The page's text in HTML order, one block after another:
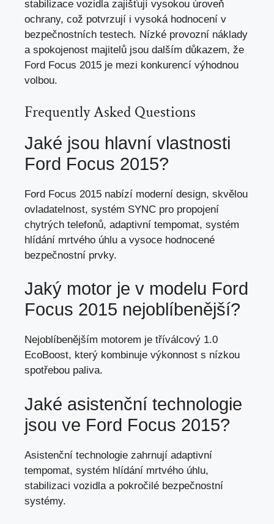
stabilizace vozidla zajišťují vysokou úroveň
ochrany, což potvrzují i vysoká hodnocení v
bezpečnostních testech. Nízké provozní náklady
a spokojenost majitelů jsou dalším důkazem, že
Ford Focus 2015 je mezi konkurencí výhodnou
volbou.
Frequently Asked Questions
Jaké jsou hlavní vlastnosti
Ford Focus 2015?
Ford Focus 2015 nabízí moderní design, skvělou
ovladatelnost, systém SYNC pro propojení
chytrých telefonů, adaptivní tempomat, systém
hlídání mrtvého úhlu a vysoce hodnocené
bezpečnostní prvky.
Jaký motor je v modelu Ford
Focus 2015 nejoblíbenější?
Nejoblíbenějším motorem je tříválcový 1.0
EcoBoost, který kombinuje výkonnost s nízkou
spotřebou paliva.
Jaké asistenční technologie
jsou ve Ford Focus 2015?
Asistenční technologie zahrnují adaptivní
tempomat, systém hlídání mrtvého úhlu,
stabilizaci vozidla a pokročilé bezpečnostní
systémy.